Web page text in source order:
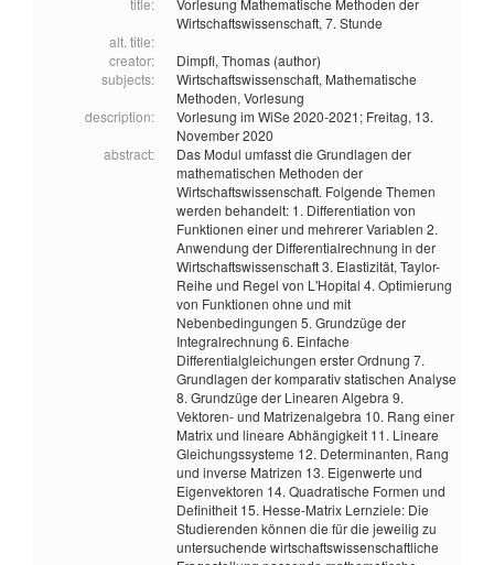
title:
Vorlesung Mathematische Methoden der
Wirtschaftswissenschaft, 7. Stunde
alt. title:
creator:
Dimpfl, Thomas (author)
subjects:
Wirtschaftswissenschaft, Mathematische
Methoden, Vorlesung
description:
Vorlesung im WiSe 2020-2021; Freitag, 13.
November 2020
abstract:
Das Modul umfasst die Grundlagen der
mathematischen Methoden der
Wirtschaftswissenschaft. Folgende Themen
werden behandelt: 1. Differentiation von
Funktionen einer und mehrerer Variablen 2.
Anwendung der Differentialrechnung in der
Wirtschaftswissenschaft 3. Elastizität, Taylor-
Reihe und Regel von L'Hopital 4. Optimierung
von Funktionen ohne und mit
Nebenbedingungen 5. Grundzüge der
Integralrechnung 6. Einfache
Differentialgleichungen erster Ordnung 7.
Grundlagen der komparativ statischen Analyse
8. Grundzüge der Linearen Algebra 9.
Vektoren- und Matrizenalgebra 10. Rang einer
Matrix und lineare Abhängigkeit 11. Lineare
Gleichungssysteme 12. Determinanten, Rang
und inverse Matrizen 13. Eigenwerte und
Eigenvektoren 14. Quadratische Formen und
Definitheit 15. Hesse-Matrix Lernziele: Die
Studierenden können die für die jeweilig zu
untersuchende wirtschaftswissenschaftliche